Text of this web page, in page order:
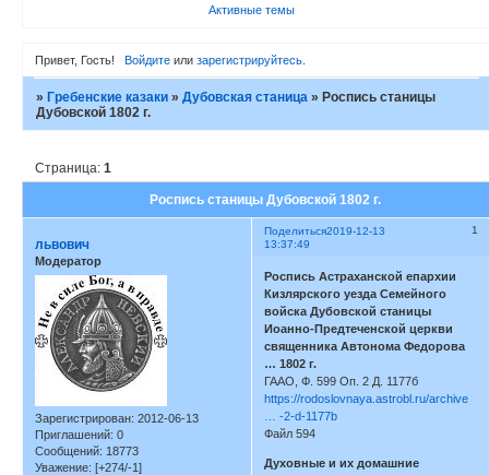
Активные темы
Привет, Гость! Войдитеили зарегистрируйтесь.
»Гребенские казаки »Дубовская станица »Роспись станицы
Дубовской 1802 г.
Роспись станицы Дубовской 1802 г.
Страница:1
Поделиться 1
2019-12-13
13:37:49
львович
Модератор
Зарегистрирован: 2012-06-13
Приглашений: 0
Сообщений: 18773
Уважение: [+274/-1]
Роспись Астраханской епархии
Кизлярского уезда Семейного
войска Дубовской станицы
Иоанно-Предтеченской церкви
священника Автонома Федорова
… 1802 г.
ГААО, Ф. 599 Оп. 2 Д. 1177б
https://rodoslovnaya.astrobl.ru/archive
… -2-d-1177b
Файл 594
Духовные и их домашние